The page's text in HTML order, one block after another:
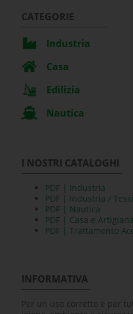
CATEGORIE
Industria
Casa
Edilizia
Nautica
I NOSTRI CATALOGHI
PDF | Industria
PDF | Industria /
PDF | Nautica
PDF | Casa e
PDF | Trattamento
INFORMATIVA
Per un uso corretto e per